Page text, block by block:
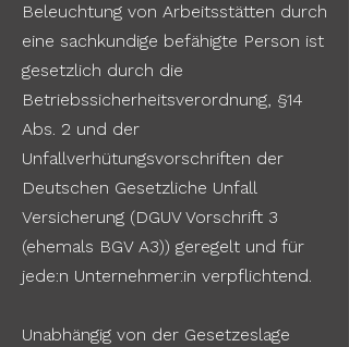
Beleuchtung von Arbeitsstätten durch
eine sachkundige befähigte Person ist
gesetzlich durch die
Betriebssicherheitsverordnung, §14
Abs. 2 und der
Unfallverhütungsvorschriften der
Deutschen Gesetzliche Unfall
Versicherung (DGUV Vorschrift 3
(ehemals BGV A3)) geregelt und für
jede:n Unternehmer:in verpflichtend.
Unabhängig von der Gesetzeslage